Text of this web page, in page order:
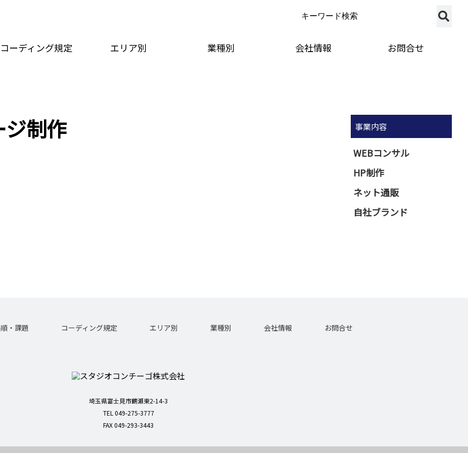
コーディング規定 エリア別 業種別 会社情報 お問合せ
制作 事業内容
WEBコンサル
HP制作
ネット通販
自社ブランド
・課題 コーディング規定 エリア別 業種別 会社情報 お問合せ
埼玉県富士見市鶴瀬東2-14-3
TEL 049-275-3777
FAX 049-293-3443